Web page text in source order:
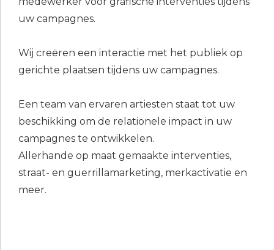
uw campagnes.
Wij creëren een interactie met het publiek op
gerichte plaatsen tijdens uw campagnes.
Een team van ervaren artiesten staat tot uw
beschikking om de relationele impact in uw
campagnes te ontwikkelen.
Allerhande op maat gemaakte interventies,
straat- en guerrillamarketing, merkactivatie en
meer.